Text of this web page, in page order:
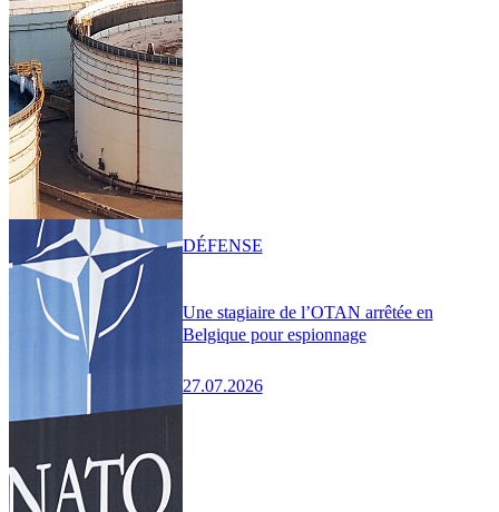
Une stagiaire de l’OTAN arrêtée en
Belgique pour espionnage
27.07.2026
DÉFENSE